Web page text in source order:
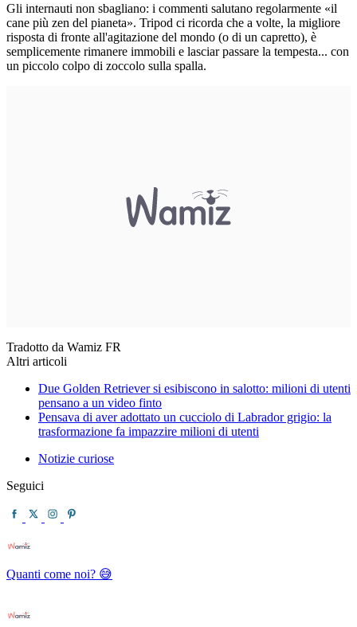
Gli internauti non sbagliano: i commenti salutano regolarmente «il
cane più zen del pianeta». Tripod ci ricorda che a volte, la migliore
risposta di fronte all'agitazione del mondo (o di un capretto), è
semplicemente rimanere immobili e lasciar passare la tempesta... con
un piccolo colpo di zoccolo sulla spalla.
Tradotto da Wamiz FR
Altri articoli
Due Golden Retriever si esibiscono in salotto: milioni di utenti
pensano a un video finto
Pensava di aver adottato un cucciolo di Labrador grigio: la
trasformazione fa impazzire milioni di utenti
Notizie curiose
Seguici
Quanti come noi? 😅